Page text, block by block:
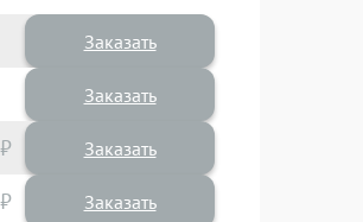
Заказать
Заказать